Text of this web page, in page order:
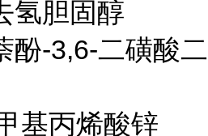
氢胆固醇
酚-3,6-二磺酸二
基丙烯酸锌